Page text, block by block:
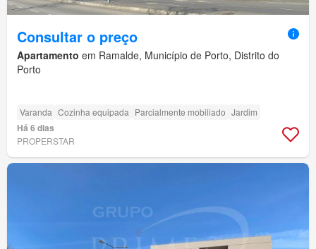
Consultar o preço
Apartamento em Ramalde, Município de Porto, Distrito do
Porto
Varanda Cozinha equipada Parcialmente mobiliado Jardim
Há 6 dias
PROPERSTAR